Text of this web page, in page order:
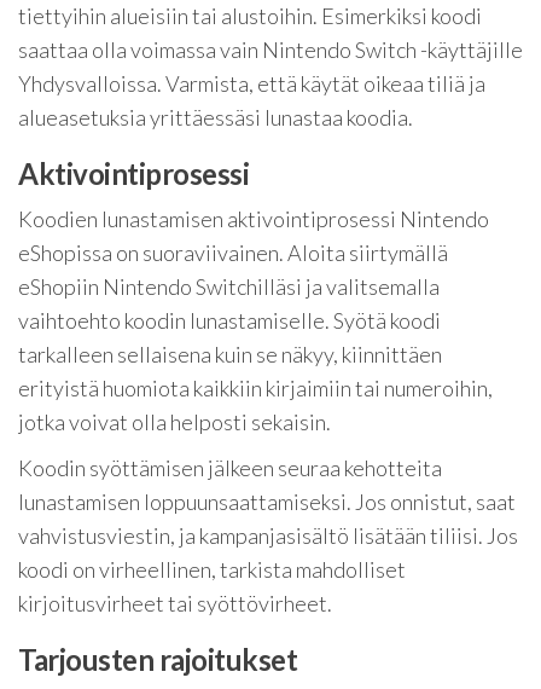
tiettyihin alueisiin tai alustoihin. Esimerkiksi koodi
saattaa olla voimassa vain Nintendo Switch -käyttäjille
Yhdysvalloissa. Varmista, että käytät oikeaa tiliä ja
alueasetuksia yrittäessäsi lunastaa koodia.
Aktivointiprosessi
Koodien lunastamisen aktivointiprosessi Nintendo
eShopissa on suoraviivainen. Aloita siirtymällä
eShopiin Nintendo Switchilläsi ja valitsemalla
vaihtoehto koodin lunastamiselle. Syötä koodi
tarkalleen sellaisena kuin se näkyy, kiinnittäen
erityistä huomiota kaikkiin kirjaimiin tai numeroihin,
jotka voivat olla helposti sekaisin.
Koodin syöttämisen jälkeen seuraa kehotteita
lunastamisen loppuunsaattamiseksi. Jos onnistut, saat
vahvistusviestin, ja kampanjasisältö lisätään tiliisi. Jos
koodi on virheellinen, tarkista mahdolliset
kirjoitusvirheet tai syöttövirheet.
Tarjousten rajoitukset